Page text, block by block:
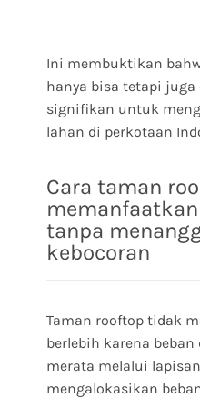
Ini membuktikan
hanya bisa tetapi juga
signifikan untuk
lahan di perkotaan
Cara taman
tanpa
kebocoran
Taman rooftop tidak
berlebih karena
merata melalui
mengalokasikan